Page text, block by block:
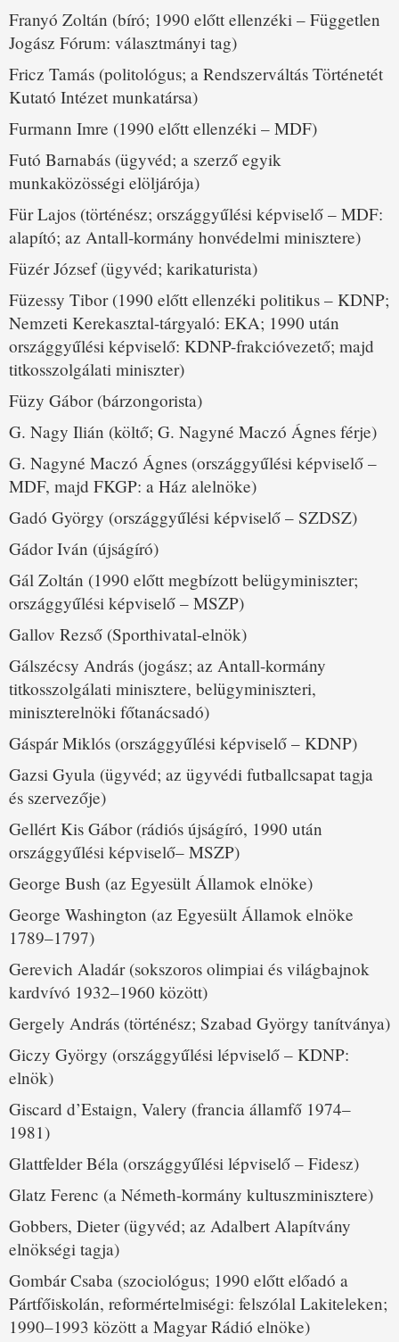
Franyó Zoltán (bíró; 1990 előtt ellenzéki – Független
Jogász Fórum: választmányi tag)
Fricz Tamás (politológus; a Rendszerváltás Történetét
Kutató Intézet munkatársa)
Furmann Imre (1990 előtt ellenzéki – MDF)
Futó Barnabás (ügyvéd; a szerző egyik
munkaközösségi elöljárója)
Für Lajos (történész; országgyűlési képviselő – MDF:
alapító; az Antall-kormány honvédelmi minisztere)
Füzér József (ügyvéd; karikaturista)
Füzessy Tibor (1990 előtt ellenzéki politikus – KDNP;
Nemzeti Kerekasztal-tárgyaló: EKA; 1990 után
országgyűlési képviselő: KDNP-frakcióvezető; majd
titkosszolgálati miniszter)
Füzy Gábor (bárzongorista)
G. Nagy Ilián (költő; G. Nagyné Maczó Ágnes férje)
G. Nagyné Maczó Ágnes (országgyűlési képviselő –
MDF, majd FKGP: a Ház alelnöke)
Gadó György (országgyűlési képviselő – SZDSZ)
Gádor Iván (újságíró)
Gál Zoltán (1990 előtt megbízott belügyminiszter;
országgyűlési képviselő – MSZP)
Gallov Rezső (Sporthivatal-elnök)
Gálszécsy András (jogász; az Antall-kormány
titkosszolgálati minisztere, belügyminiszteri,
miniszterelnöki főtanácsadó)
Gáspár Miklós (országgyűlési képviselő – KDNP)
Gazsi Gyula (ügyvéd; az ügyvédi futballcsapat tagja
és szervezője)
Gellért Kis Gábor (rádiós újságíró, 1990 után
országgyűlési képviselő– MSZP)
George Bush (az Egyesült Államok elnöke)
George Washington (az Egyesült Államok elnöke
1789–1797)
Gerevich Aladár (sokszoros olimpiai és világbajnok
kardvívó 1932–1960 között)
Gergely András (történész; Szabad György tanítványa)
Giczy György (országgyűlési lépviselő – KDNP:
elnök)
Giscard d’Estaign, Valery (francia államfő 1974–
1981)
Glattfelder Béla (országgyűlési lépviselő – Fidesz)
Glatz Ferenc (a Németh-kormány kultuszminisztere)
Gobbers, Dieter (ügyvéd; az Adalbert Alapítvány
elnökségi tagja)
Gombár Csaba (szociológus; 1990 előtt előadó a
Pártfőiskolán, reformértelmiségi: felszólal Lakiteleken;
1990–1993 között a Magyar Rádió elnöke)